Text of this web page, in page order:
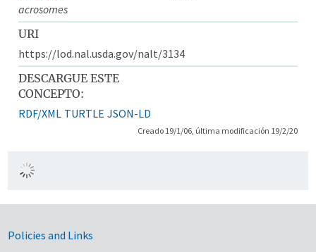
acrosomes
URI
https://lod.nal.usda.gov/nalt/3134
DESCARGUE ESTE
CONCEPTO:
RDF/XML TURTLE JSON-LD
Creado 19/1/06, última modificación 19/2/20
Government Links
Policies and Links